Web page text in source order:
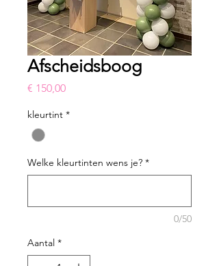
Afscheidsboog
€ 150,00Prijs
kleurtint *
Welke kleurtinten wens je? *
0/50
Aantal *